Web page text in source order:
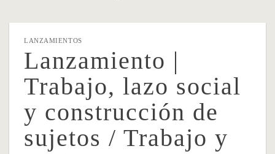
LANZAMIENTOS
Lanzamiento |
Trabajo, lazo social
y construcción de
sujetos / Trabajo y